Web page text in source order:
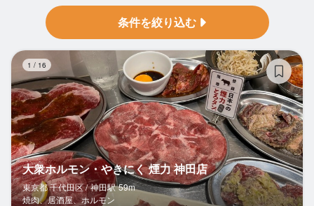
条件を絞り込む
1 / 16
大衆ホルモン・やきにく 煙力 神田店
東京都 千代田区 / 神田駅 59m
焼肉、居酒屋、ホルモン